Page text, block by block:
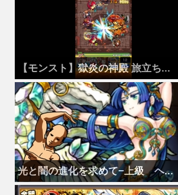
【モンスト】獄炎の神殿 旅立ち...
光と闇の進化を求めて−上級 ヘ...